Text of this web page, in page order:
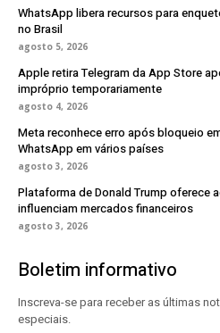
WhatsApp libera recursos para
no Brasil
agosto 5, 2026
Apple retira Telegram da App Store
impróprio temporariamente
agosto 4, 2026
Meta reconhece erro após bloqueio
WhatsApp em vários países
agosto 3, 2026
Plataforma de Donald Trump oferece
influenciam mercados financeiros
agosto 3, 2026
Boletim informativo
Inscreva-se para receber as últimas
especiais.